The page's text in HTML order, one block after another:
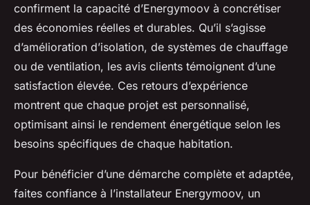
confirment la capacité d’Energymoov à concrétiser
des économies réelles et durables. Qu’il s’agisse
d’amélioration d’isolation, de systèmes de chauffage
ou de ventilation, les avis clients témoignent d’une
satisfaction élevée. Ces retours d’expérience
montrent que chaque projet est personnalisé,
optimisant ainsi le rendement énergétique selon les
besoins spécifiques de chaque habitation.
Pour bénéficier d’une démarche complète et adaptée,
faites confiance à l’installateur Energymoov, un